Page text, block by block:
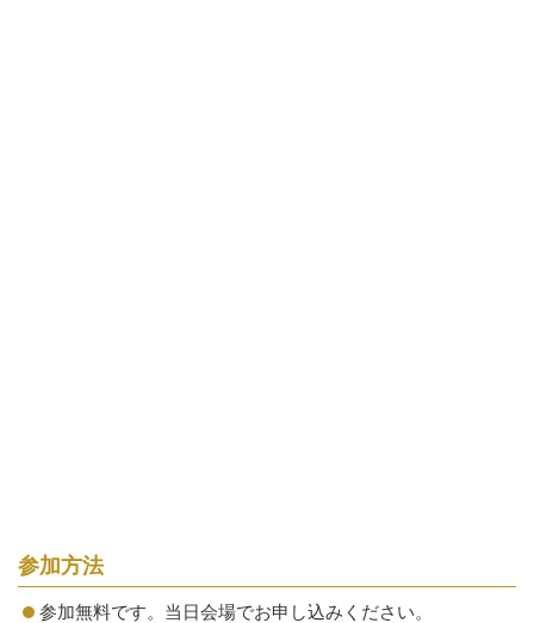
参加方法
参加無料です。当日会場でお申し込みください。